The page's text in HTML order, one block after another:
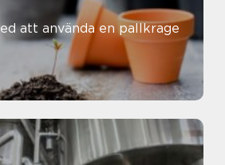
att använda en pallkrage